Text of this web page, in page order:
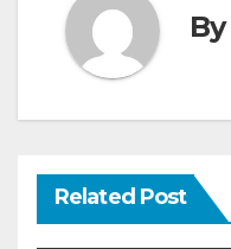
By
Related Post